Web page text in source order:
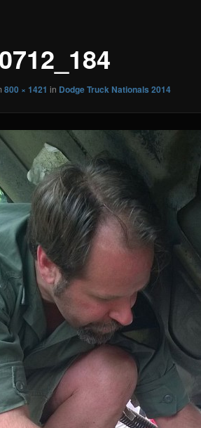
800 × 1421 in Dodge Truck Nationals 2014